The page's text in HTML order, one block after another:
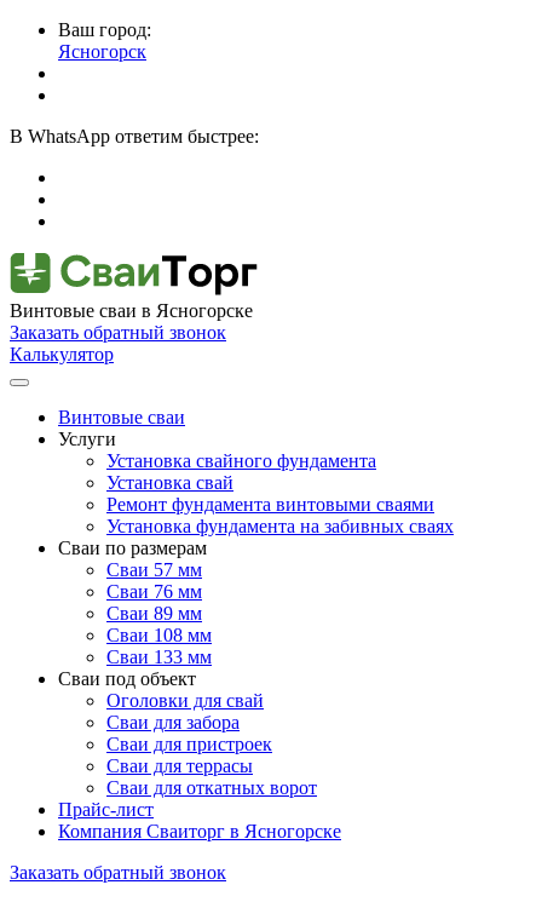
Ваш город:
Ясногорск
В WhatsApp ответим быстрее:
Винтовые сваи в Ясногорске
Заказать обратный звонок
Калькулятор
Винтовые сваи
Услуги
Установка свайного фундамента
Установка свай
Ремонт фундамента винтовыми сваями
Установка фундамента на забивных сваях
Сваи по размерам
Сваи 57 мм
Сваи 76 мм
Сваи 89 мм
Сваи 108 мм
Сваи 133 мм
Сваи под объект
Оголовки для свай
Сваи для забора
Сваи для пристроек
Сваи для террасы
Сваи для откатных ворот
Прайс-лист
Компания Сваиторг в Ясногорске
Заказать обратный звонок